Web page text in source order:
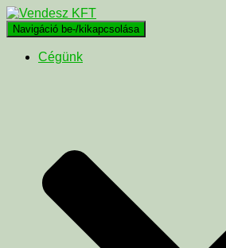
Navigáció be-/kikapcsolása
Cégünk